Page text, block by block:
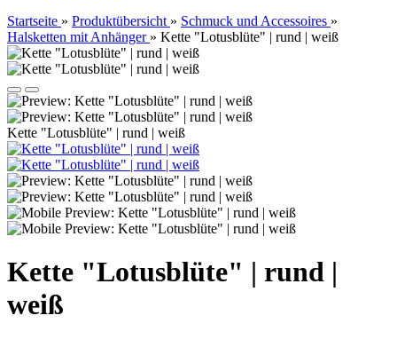
Startseite » Produktübersicht » Schmuck und Accessoires »
Halsketten mit Anhänger » Kette "Lotusblüte" | rund | weiß
Kette "Lotusblüte" | rund | weiß
Kette "Lotusblüte" | rund |
weiß